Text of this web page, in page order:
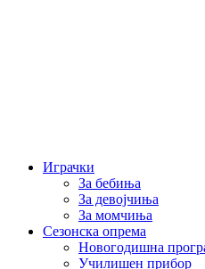
Играчки
За бебиња
За девојчиња
За момчиња
Сезонска опрема
Новогодишна
Училишен прибор